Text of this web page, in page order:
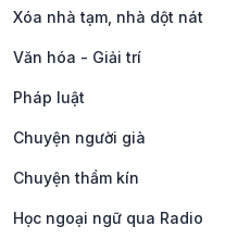
Xóa nhà tạm, nhà dột nát
Văn hóa - Giải trí
Pháp luật
Chuyện người già
Chuyện thầm kín
Học ngoại ngữ qua Radio